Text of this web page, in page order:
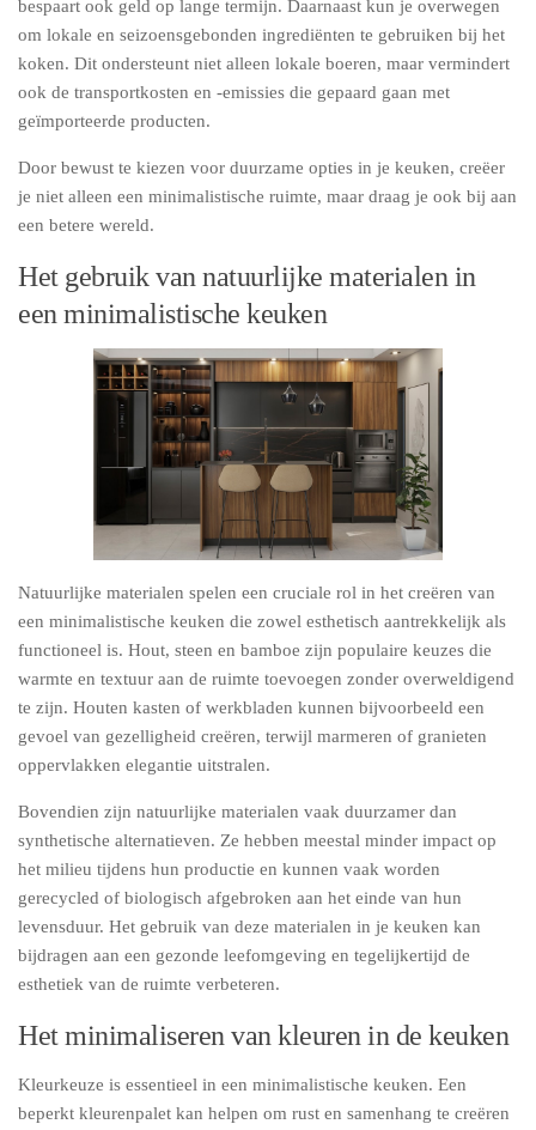
bespaart ook geld op lange termijn. Daarnaast kun je overwegen
om lokale en seizoensgebonden ingrediënten te gebruiken bij het
koken. Dit ondersteunt niet alleen lokale boeren, maar vermindert
ook de transportkosten en -emissies die gepaard gaan met
geïmporteerde producten.
Door bewust te kiezen voor duurzame opties in je keuken, creëer
je niet alleen een minimalistische ruimte, maar draag je ook bij aan
een betere wereld.
Het gebruik van natuurlijke materialen in
een minimalistische keuken
Natuurlijke materialen spelen een cruciale rol in het creëren van
een minimalistische keuken die zowel esthetisch aantrekkelijk als
functioneel is. Hout, steen en bamboe zijn populaire keuzes die
warmte en textuur aan de ruimte toevoegen zonder overweldigend
te zijn. Houten kasten of werkbladen kunnen bijvoorbeeld een
gevoel van gezelligheid creëren, terwijl marmeren of granieten
oppervlakken elegantie uitstralen.
Bovendien zijn natuurlijke materialen vaak duurzamer dan
synthetische alternatieven. Ze hebben meestal minder impact op
het milieu tijdens hun productie en kunnen vaak worden
gerecycled of biologisch afgebroken aan het einde van hun
levensduur. Het gebruik van deze materialen in je keuken kan
bijdragen aan een gezonde leefomgeving en tegelijkertijd de
esthetiek van de ruimte verbeteren.
Het minimaliseren van kleuren in de keuken
Kleurkeuze is essentieel in een minimalistische keuken. Een
beperkt kleurenpalet kan helpen om rust en samenhang te creëren